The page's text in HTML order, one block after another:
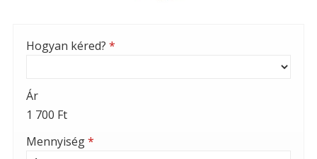
Hogyan kéred? *
Ár
1 700 Ft
Mennyiség*